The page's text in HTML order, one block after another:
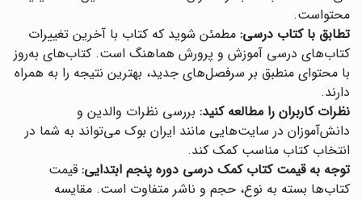
محتواست.
تطابق با کتاب درسی: مطمئن شوید که کتاب با آخرین تغییرات
کتاب‌های درسی آموزش و پرورش هماهنگ است. کتاب‌های به‌روز
با محتوای منطبق بر سرفصل‌های جدید، بهترین نتیجه را به همراه
دارند.
نظرات کاربران را مطالعه کنید: بررسی نظرات والدین و
دانش‌آموزان در سایت‌هایی مانند ایران بوک می‌تواند به شما در
انتخاب کتاب مناسب کمک کند.
توجه به قیمت کتاب کمک درسی دوره پنجم ابتدایی: قیمت
کتاب‌ها بسته به نوع، حجم و ناشر متفاوت است. مقایسه